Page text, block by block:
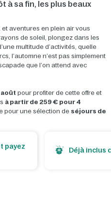
à sa fin, les plus beaux
aventures en plein air vous
de soleil, plongez dans les
multitude d’activités, quelle
l’automne n’est pas simplement
que l’on attend avec
août pour profiter de cette offre et
à partir de 259 € pour 4
pour une sélection de séjours de
payez
Déjà inclus